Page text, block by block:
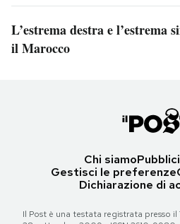
L’estrema destra e l’estrema
il Marocco
Chi siamo
Gestisci le preferenze
Dichiarazione di
Il Post è una testata registrata presso